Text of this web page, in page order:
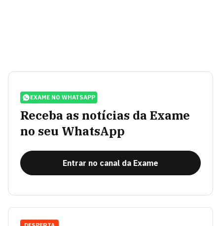
EXAME NO WHATSAPP
Receba as notícias da Exame
no seu WhatsApp
Entrar no canal da Exame